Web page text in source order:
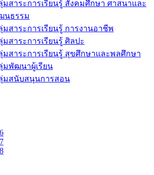
มสาระการเรียนรู้ สังคมศึกษา ศาสนาและ
นธรรม
มสาระการเรียนรู้ การงานอาชีพ
มสาระการเรียนรู้ ศิลปะ
มสาระการเรียนรู้ สุขศึกษาและพลศึกษา
มพัฒนาผู้เรียน
มสนับสนุนการสอน